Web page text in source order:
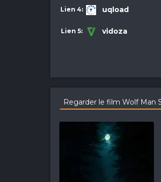
uqload
vidoza
Regarder le film Wolf Man